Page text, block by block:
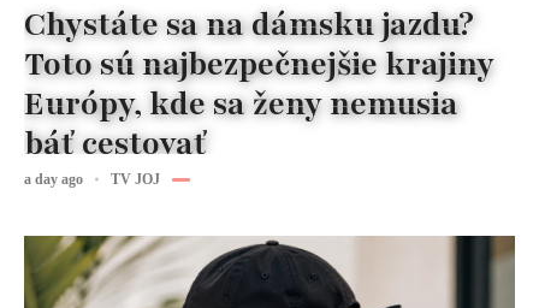
Chystáte sa na dámsku jazdu?
Toto sú najbezpečnejšie krajiny
Európy, kde sa ženy nemusia
báť cestovať
a day ago TV JOJ